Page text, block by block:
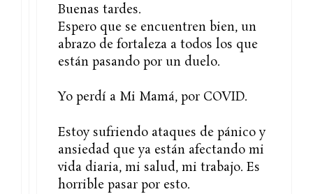
Buenas tardes.
Espero que se encuentren bien, un
abrazo de fortaleza a todos los que
están pasando por un duelo.
Yo perdí a Mi Mamá, por COVID.
Estoy sufriendo ataques de pánico y
ansiedad que ya están afectando mi
vida diaria, mi salud, mi trabajo. Es
horrible pasar por esto.